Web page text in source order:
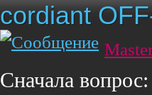
cordiant
Сначала